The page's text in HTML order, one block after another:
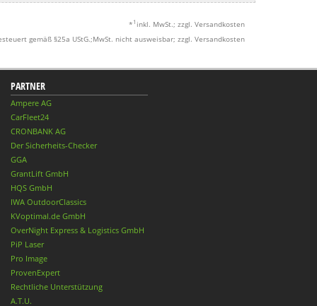
* 1 inkl. MwSt.; zzgl. Versandkosten
gemäß §25a UStG.;MwSt. nicht ausweisbar; zzgl. Versandkosten
PARTNER
Ampere AG
CarFleet24
CRONBANK AG
Der Sicherheits-Checker
GGA
GrantLift GmbH
HQS GmbH
IWA OutdoorClassics
KVoptimal.de GmbH
OverNight Express & Logistics GmbH
PiP Laser
Pro Image
ProvenExpert
Rechtliche Unterstützung
A.T.U.